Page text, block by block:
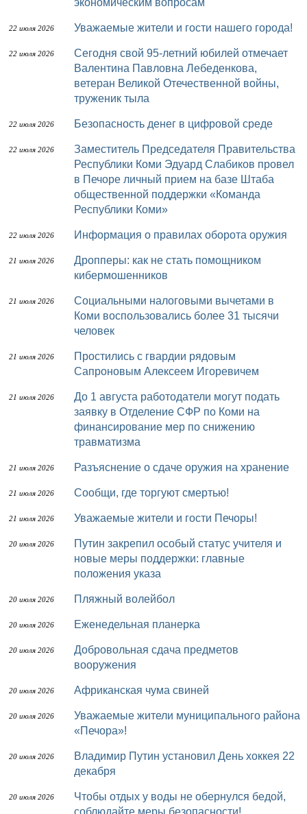
экономическим вопросам
22 июля 2026 Уважаемые жители и гости нашего города!
22 июля 2026
Сегодня свой 95-летний юбилей отмечает
Валентина Павловна Лебеденкова,
ветеран Великой Отечественной войны,
труженик тыла
22 июля 2026 Безопасность денег в цифровой среде
22 июля 2026
Заместитель Председателя Правительства
Республики Коми Эдуард Слабиков провел
в Печоре личный прием на базе Штаба
общественной поддержки «Команда
Республики Коми»
22 июля 2026 Информация о правилах оборота оружия
21 июля 2026
Дропперы: как не стать помощником
кибермошенников
21 июля 2026
Социальными налоговыми вычетами в
Коми воспользовались более 31 тысячи
человек
21 июля 2026
Простились с гвардии рядовым
Сапроновым Алексеем Игоревичем
21 июля 2026
До 1 августа работодатели могут подать
заявку в Отделение СФР по Коми на
финансирование мер по снижению
травматизма
21 июля 2026 Разъяснение о сдаче оружия на хранение
21 июля 2026 Сообщи, где торгуют смертью!
21 июля 2026 Уважаемые жители и гости Печоры!
20 июля 2026
Путин закрепил особый статус учителя и
новые меры поддержки: главные
положения указа
20 июля 2026 Пляжный волейбол
20 июля 2026 Еженедельная планерка
20 июля 2026
Добровольная сдача предметов
вооружения
20 июля 2026 Африканская чума свиней
20 июля 2026
Уважаемые жители муниципального района
«Печора»!
20 июля 2026
Владимир Путин установил День хоккея 22
декабря
20 июля 2026
Чтобы отдых у воды не обернулся бедой,
соблюдайте меры безопасности!